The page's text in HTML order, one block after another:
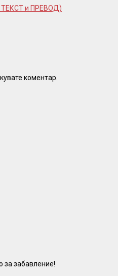
ТЕКСТ и ПРЕВОД)
коментар.
за забавление!